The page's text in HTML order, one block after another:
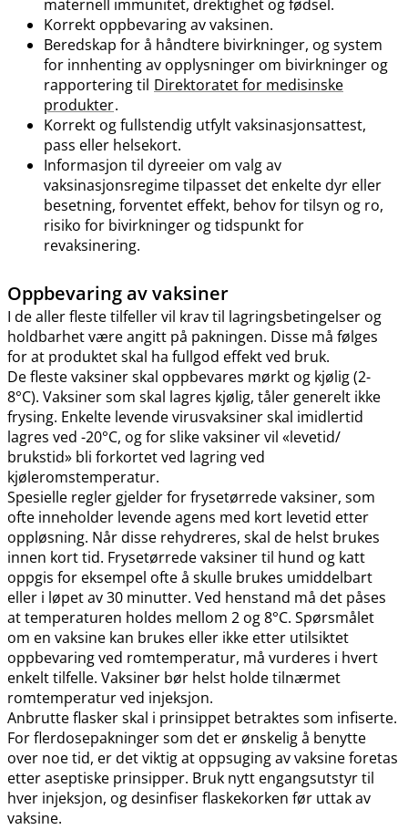
maternell immunitet, drektighet og fødsel.
Korrekt oppbevaring av vaksinen.
Beredskap for å håndtere bivirkninger, og system
for innhenting av opplysninger om bivirkninger og
rapportering til Direktoratet for medisinske
produkter.
Korrekt og fullstendig utfylt vaksinasjonsattest,
pass eller helsekort.
Informasjon til dyreeier om valg av
vaksinasjonsregime tilpasset det enkelte dyr eller
besetning, forventet effekt, behov for tilsyn og ro,
risiko for bivirkninger og tidspunkt for
revaksinering.
Oppbevaring av vaksiner
I de aller fleste tilfeller vil krav til lagringsbetingelser og
holdbarhet være angitt på pakningen. Disse må følges
for at produktet skal ha fullgod effekt ved bruk.
De fleste vaksiner skal oppbevares mørkt og kjølig (2-
8°C). Vaksiner som skal lagres kjølig, tåler generelt ikke
frysing. Enkelte levende virusvaksiner skal imidlertid
lagres ved -20°C, og for slike vaksiner vil «levetid​/​
brukstid» bli forkortet ved lagring ved
kjøleromstemperatur.
Spesielle regler gjelder for frysetørrede vaksiner, som
ofte inneholder levende agens med kort levetid etter
oppløsning. Når disse rehydreres, skal de helst brukes
innen kort tid. Frysetørrede vaksiner til hund og katt
oppgis for eksempel ofte å skulle brukes umiddelbart
eller i løpet av 30 minutter. Ved henstand må det påses
at temperaturen holdes mellom 2 og 8°C. Spørsmålet
om en vaksine kan brukes eller ikke etter utilsiktet
oppbevaring ved romtemperatur, må vurderes i hvert
enkelt tilfelle. Vaksiner bør helst holde tilnærmet
romtemperatur ved injeksjon.
Anbrutte flasker skal i prinsippet betraktes som infiserte.
For flerdosepakninger som det er ønskelig å benytte
over noe tid, er det viktig at oppsuging av vaksine foretas
etter aseptiske prinsipper. Bruk nytt engangsutstyr til
hver injeksjon, og desinfiser flaskekorken før uttak av
vaksine.